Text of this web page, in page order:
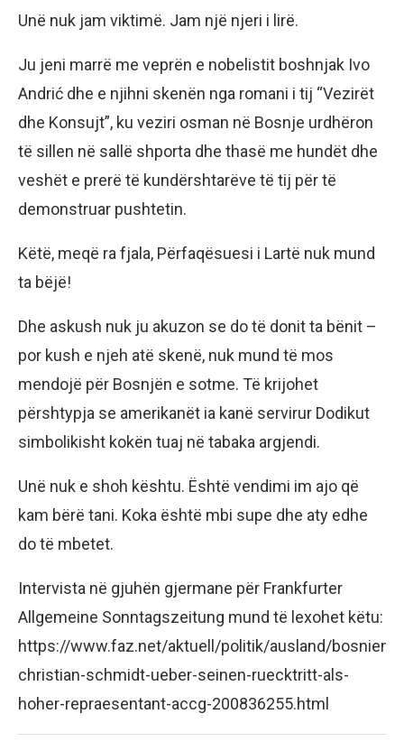
Unë nuk jam viktimë. Jam një njeri i lirë.
Ju jeni marrë me veprën e nobelistit boshnjak Ivo
Andrić dhe e njihni skenën nga romani i tij “Vezirët
dhe Konsujt”, ku veziri osman në Bosnje urdhëron
të sillen në sallë shporta dhe thasë me hundët dhe
veshët e prerë të kundërshtarëve të tij për të
demonstruar pushtetin.
Këtë, meqë ra fjala, Përfaqësuesi i Lartë nuk mund
ta bëjë!
Dhe askush nuk ju akuzon se do të donit ta bënit –
por kush e njeh atë skenë, nuk mund të mos
mendojë për Bosnjën e sotme. Të krijohet
përshtypja se amerikanët ia kanë servirur Dodikut
simbolikisht kokën tuaj në tabaka argjendi.
Unë nuk e shoh kështu. Është vendimi im ajo që
kam bërë tani. Koka është mbi supe dhe aty edhe
do të mbetet.
Intervista në gjuhën gjermane për Frankfurter
Allgemeine Sonntagszeitung mund të lexohet këtu:
https://www.faz.net/aktuell/politik/ausland/bosnien-
christian-schmidt-ueber-seinen-ruecktritt-als-
hoher-repraesentant-accg-200836255.html